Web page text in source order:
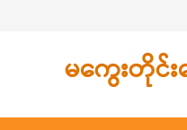
မကွေးတိုင်